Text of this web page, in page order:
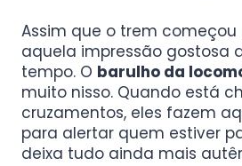
Assim que o trem começou
aquela impressão gostosa
tempo. O barulho da
muito nisso. Quando está
cruzamentos, eles fazem
para alertar quem estiver
deixa tudo ainda mais